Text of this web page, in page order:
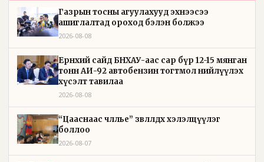
Газрын тосны агуулахууд эхнээсээ
ашиглалтад ороход бэлэн болжээ
2026-08-08
Ерөнхий сайд БНХАУ-аас сар бүр 12-15 мянган
тонн АИ-92 автобензин тогтмол нийлүүлэх
хүсэлт тавилаа
2026-08-08
“Цааснаас чөлөөлье” зөвлөлдөх хэлэлцүүлэг
боллоо
2026-08-07